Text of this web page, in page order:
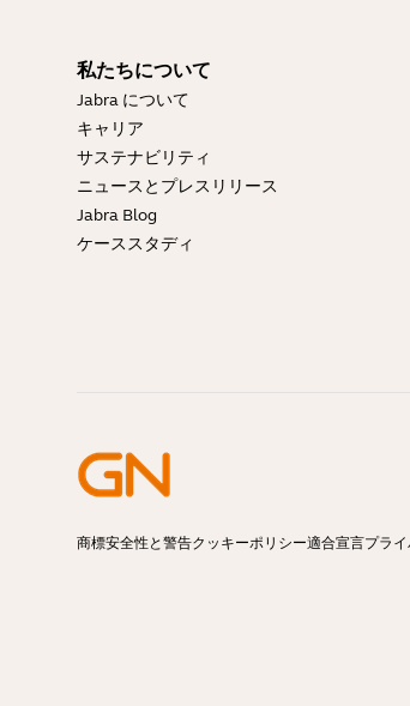
私たちについて
Jabra について
キャリア
サステナビリティ
ニュースとプレスリリース
Jabra Blog
ケーススタディ
商標安全性と警告クッキーポリシー適合宣言プラ